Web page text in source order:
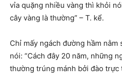
vỉa quặng nhiều vàng thì khỏi
cây vàng là thường” – T. kể.
Chỉ mấy ngách đường hầm
nói: “Cách đây 20 năm, những
thường trúng mánh bởi đào trực